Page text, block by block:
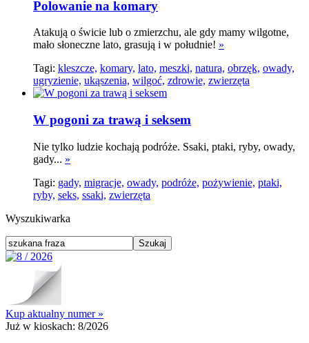
Polowanie na komary
Atakują o świcie lub o zmierzchu, ale gdy mamy wilgotne,
mało słoneczne lato, grasują i w południe! »
Tagi: kleszcze, komary, lato, meszki, natura, obrzęk, owady,
ugryzienie, ukąszenia, wilgoć, zdrowie, zwierzęta
W pogoni za trawą i seksem
Nie tylko ludzie kochają podróże. Ssaki, ptaki, ryby, owady,
gady... »
Tagi: gady, migracje, owady, podróże, pożywienie, ptaki,
ryby, seks, ssaki, zwierzęta
Wyszukiwarka
Kup aktualny numer »
Już w kioskach: 8/2026